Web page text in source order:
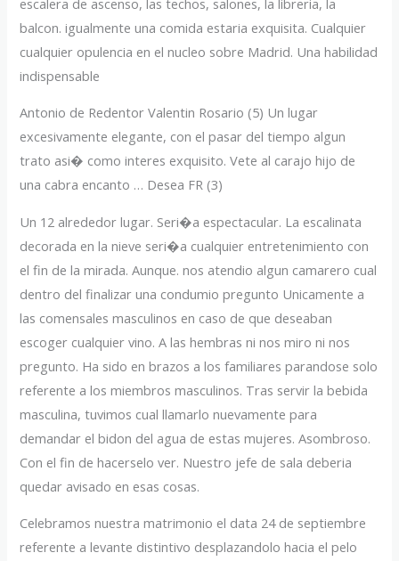
balcon. igualmente una comida estaria exquisita. Cualquier
cualquier opulencia en el nucleo sobre Madrid. Una habilidad
indispensable
Antonio de Redentor Valentin Rosario (5) Un lugar
excesivamente elegante, con el pasar del tiempo algun
trato asi� como interes exquisito. Vete al carajo hijo de
una cabra encanto … Desea FR (3)
Un 12 alrededor lugar. Seri�a espectacular. La escalinata
decorada en la nieve seri�a cualquier entretenimiento con
el fin de la mirada. Aunque. nos atendio algun camarero cual
dentro del finalizar una condumio pregunto Unicamente a
las comensales masculinos en caso de que deseaban
escoger cualquier vino. A las hembras ni nos miro ni nos
pregunto. Ha sido en brazos a los familiares parandose solo
referente a los miembros masculinos. Tras servir la bebida
masculina, tuvimos cual llamarlo nuevamente para
demandar el bidon del agua de estas mujeres. Asombroso.
Con el fin de hacerselo ver. Nuestro jefe de sala deberia
quedar avisado en esas cosas.
Celebramos nuestra matrimonio el data 24 de septiembre
referente a levante distintivo desplazandolo hacia el pelo